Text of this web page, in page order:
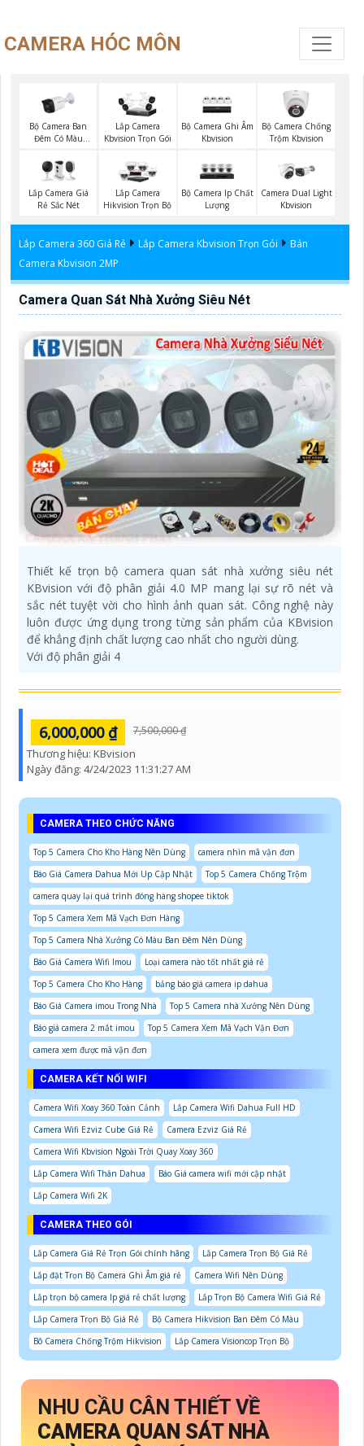
CAMERA HÓC MÔN
Bộ Camera Ban
Đêm Có Màu
Lắp Camera
Kbvision Trọn Gói
Bộ Camera Ghi Âm
Kbvision
Bộ Camera Chống
Trộm Kbvision
Lắp Camera Giá
Rẻ Sắc Nét
Lắp Camera
Hikvision Trọn Bộ
Bộ Camera Ip Chất
Lượng
Camera Dual Light
Kbvision
Lắp Camera 360 Giá Rẻ Lắp Camera Kbvision Trọn Gói
Bán
Camera Kbvision 2MP
Camera Quan Sát Nhà Xưởng Siêu Nét
Thiết kế trọn bộ camera quan sát nhà xưởng siêu nét
KBvision với độ phân giải 4.0 MP mang lại sự rõ nét và
sắc nét tuyệt vời cho hình ảnh quan sát. Công nghệ này
luôn được ứng dụng trong từng sản phẩm của KBvision
để khẳng định chất lượng cao nhất cho người dùng.
Với độ phân giải 4
6,000,000 ₫ 7,500,000 ₫
Thương hiệu: KBvision
Ngày đăng: 4/24/2023 11:31:27 AM
CAMERA THEO CHỨC NĂNG
Top 5 Camera Cho Kho Hàng Nên Dùng
camera nhìn mã vận đơn
Báo Giá Camera Dahua Mới Up Cập Nhật
Top 5 Camera Chống Trộm
camera quay lại quá trình đóng hàng shopee tiktok
Top 5 Camera Xem Mã Vạch Đơn Hàng
Top 5 Camera Nhà Xưởng Có Màu Ban Đêm Nên Dùng
Báo Giá Camera Wifi Imou
Loại camera nào tốt nhất giá rẻ
Top 5 Camera Cho Kho Hàng
bảng báo giá camera ip dahua
Báo Giá Camera imou Trong Nhà
Top 5 Camera nhà Xưởng Nên Dùng
Báo giá camera 2 mắt imou
Top 5 Camera Xem Mã Vạch Vận Đơn
camera xem được mã vận đơn
CAMERA KẾT NỐI WIFI
Camera Wifi Xoay 360 Toàn Cảnh
Lắp Camera Wifi Dahua Full HD
Camera Wifi Ezviz Cube Giá Rẻ
Camera Ezviz Giá Rẻ
Camera Wifi Kbvision Ngoài Trời Quay Xoay 360
Lắp Camera Wifi Thân Dahua
Báo Giá camera wifi mới cập nhật
Lắp Camera Wifi 2K
CAMERA THEO GÓI
Lắp Camera Giá Rẻ Trọn Gói chính hãng
Lắp Camera Trọn Bộ Giá Rẻ
Lắp đặt Trọn Bộ Camera Ghi Âm giá rẻ
Camera Wifi Nên Dùng
Lắp trọn bộ camera Ip giá rẻ chất lượng
Lắp Trọn Bộ Camera Wifi Giá Rẻ
Lắp Camera Trọn Bộ Giá Rẻ
Bộ Camera Hikvision Ban Đêm Có Màu
Bô Camera Chống Trộm Hikvision
Lắp Camera Visioncop Trọn Bộ
NHU CẦU CÂN THIẾT VỀ
CAMERA QUAN SÁT NHÀ